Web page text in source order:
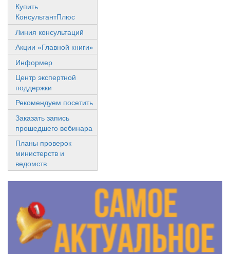
Купить
КонсультантПлюс
Линия консультаций
Акции «Главной книги»
Информер
Центр экспертной
поддержки
Рекомендуем посетить
Заказать запись
прошедшего вебинара
Планы проверок
министерств и
ведомств